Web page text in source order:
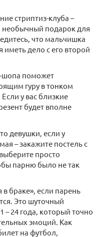
стриптиз-клуба –
необычный подарок для
что мальчишка
иметь дело с его второй
шопа поможет
гуру в тонком
у вас близкие
будет вполне
девушки, если у
– закажите постель с
просто
парню было не так
браке», если парень
Это шуточный
– 24 года, который точно
эмоций. Как
на футбол,